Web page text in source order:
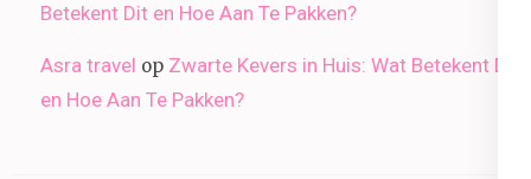
Betekent Dit en Hoe Aan Te Pakken?
Asra travel op Zwarte Kevers in Huis: Wat Betekent Dit
en Hoe Aan Te Pakken?